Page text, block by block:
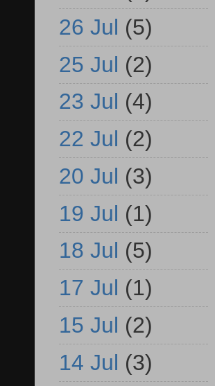
26 Jul (5)
25 Jul (2)
23 Jul (4)
22 Jul (2)
20 Jul (3)
19 Jul (1)
18 Jul (5)
17 Jul (1)
15 Jul (2)
14 Jul (3)